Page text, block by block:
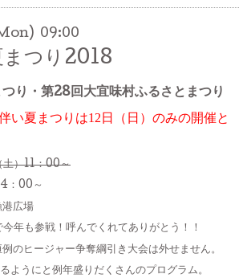
09:00
まつり2018
り・第28回大宜味村ふるさとまつり
い夏まつりは12日（日）のみの開催と
土）11：00～
00～
港広場
年も参戦！呼んでくれてありがとう！！
のヒージャー争奪綱引き大会は外せません。
ようにと例年盛りだくさんのプログラム。